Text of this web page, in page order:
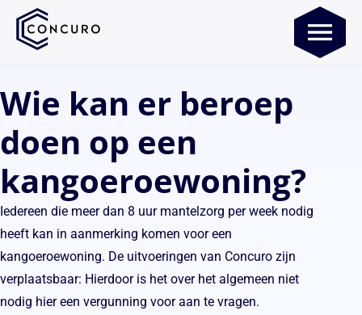
Wie kan er beroep
doen op een
kangoeroewoning?
Iedereen die meer dan 8 uur mantelzorg per week nodig
heeft kan in aanmerking komen voor een
kangoeroewoning. De uitvoeringen van Concuro zijn
verplaatsbaar: Hierdoor is het over het algemeen niet
nodig hier een vergunning voor aan te vragen.